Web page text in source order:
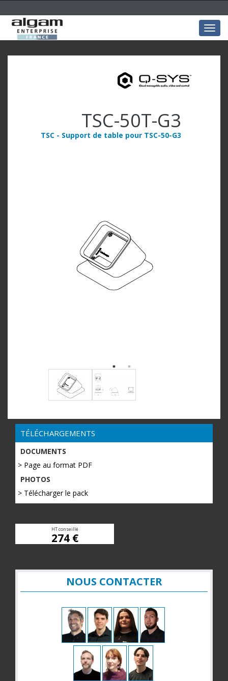
TSC-50T-G3
TSC - Support de table pour TSC-50-G3
TÉLÉCHARGEMENTS
DOCUMENTS
> Page au format PDF
PHOTOS
> Télécharger le pack
HT conseillé
274 €
NOUS CONTACTER